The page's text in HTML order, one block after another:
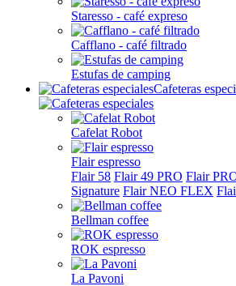
Staresso - café expreso
Cafflano - café filtrado
Estufas de camping
Cafeteras
Cafelat Robot
Flair espresso
Flair 58 Flair 49 PRO Flair
Signature Flair NEO FLEX
Bellman coffee
ROK espresso
La Pavoni